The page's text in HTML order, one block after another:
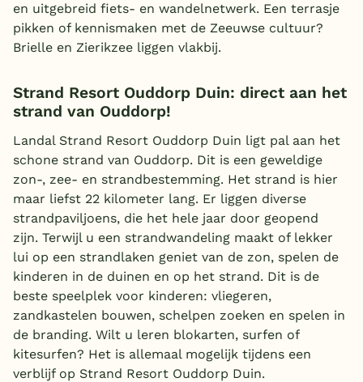
en uitgebreid fiets- en wandelnetwerk. Een terrasje
pikken of kennismaken met de Zeeuwse cultuur?
Brielle en Zierikzee liggen vlakbij.
Strand Resort Ouddorp Duin: direct aan het
strand van Ouddorp!
Landal Strand Resort Ouddorp Duin ligt pal aan het
schone strand van Ouddorp. Dit is een geweldige
zon-, zee- en strandbestemming. Het strand is hier
maar liefst 22 kilometer lang. Er liggen diverse
strandpaviljoens, die het hele jaar door geopend
zijn. Terwijl u een strandwandeling maakt of lekker
lui op een strandlaken geniet van de zon, spelen de
kinderen in de duinen en op het strand. Dit is de
beste speelplek voor kinderen: vliegeren,
zandkastelen bouwen, schelpen zoeken en spelen in
de branding. Wilt u leren blokarten, surfen of
kitesurfen? Het is allemaal mogelijk tijdens een
verblijf op Strand Resort Ouddorp Duin.